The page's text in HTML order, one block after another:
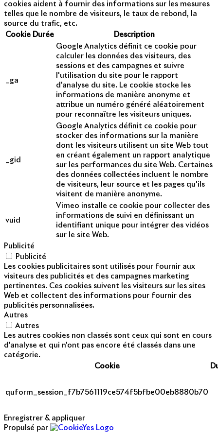
cookies aident à fournir des informations sur les mesures
telles que le nombre de visiteurs, le taux de rebond, la
source du trafic, etc.
Cookie Durée Description
_ga
Google Analytics définit ce cookie pour
calculer les données des visiteurs, des
sessions et des campagnes et suivre
l'utilisation du site pour le rapport
d'analyse du site. Le cookie stocke les
informations de manière anonyme et
attribue un numéro généré aléatoirement
pour reconnaître les visiteurs uniques.
_gid
Google Analytics définit ce cookie pour
stocker des informations sur la manière
dont les visiteurs utilisent un site Web tout
en créant également un rapport analytique
sur les performances du site Web. Certaines
des données collectées incluent le nombre
de visiteurs, leur source et les pages qu'ils
visitent de manière anonyme.
vuid
Vimeo installe ce cookie pour collecter des
informations de suivi en définissant un
identifiant unique pour intégrer des vidéos
sur le site Web.
Publicité
Publicité
Les cookies publicitaires sont utilisés pour fournir aux
visiteurs des publicités et des campagnes marketing
pertinentes. Ces cookies suivent les visiteurs sur les sites
Web et collectent des informations pour fournir des
publicités personnalisées.
Autres
Autres
Les autres cookies non classés sont ceux qui sont en cours
d'analyse et qui n'ont pas encore été classés dans une
catégorie.
Cookie
quform_session_f7b7561119ce574f5bfbe00eb8880b70
Enregistrer & appliquer
Propulsé par